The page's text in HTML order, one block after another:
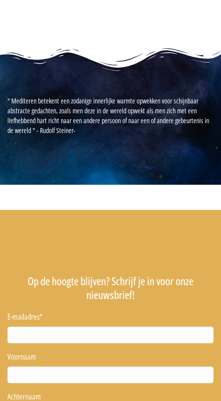
" Mediteren betekenteen zodanige innerlijke warmte opwekkenvoor schijnbaar
abstracte gedachten,zoals men deze in de wereld opwektals men zich met een
liefhebbend hartricht naar een andere persoonof naar een of andere gebeurtenis in
de wereld "- Rudolf Steiner-
Op de hoogte blijven? Schrijf je in voor onze
nieuwsbrief!
E-mailadres*
Voornaam
Achternaam